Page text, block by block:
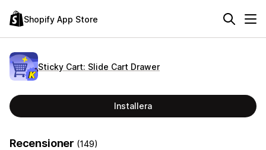
Shopify App Store
Sticky Cart: Slide Cart Drawer
Installera
Recensioner (149)